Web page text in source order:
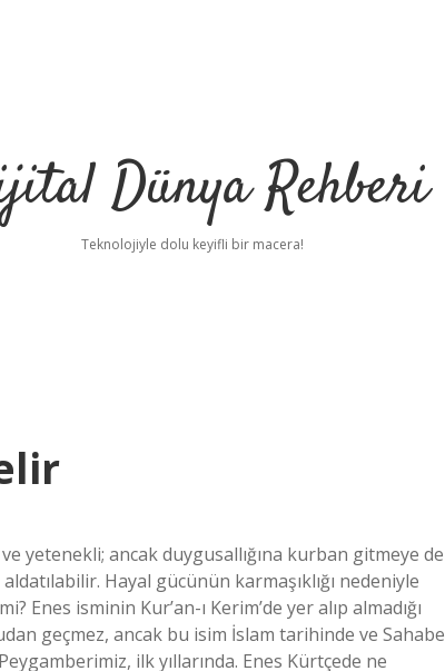
Dünya Rehberi
Teknolojiyle dolu keyifli bir macera!
yetenekli; ancak duygusallığına kurban gitmeye de
Hayal gücünün karmaşıklığı nedeniyle
isminin Kur’an-ı Kerim’de yer alıp almadığı
geçmez, ancak bu isim İslam tarihinde ve Sahabe
ilk yıllarında. Enes Kürtçede ne